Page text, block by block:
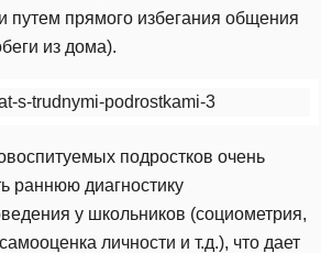
путем прямого избегания общения
из дома).
подростков очень
раннюю диагностику
у школьников (социометрия,
личности и т.д.), что дает